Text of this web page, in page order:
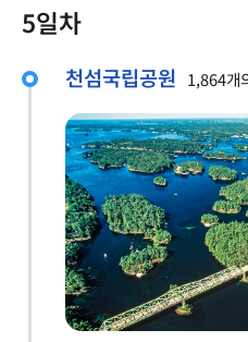
5일차
천섬국립공원 1,864개